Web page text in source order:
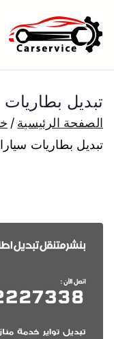
إلى
المحتوى
تبديل
الصفحة الرئيسية
تبديل بطاريات